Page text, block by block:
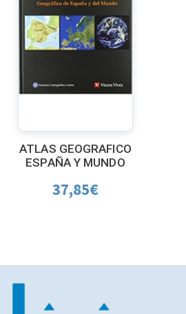
ATLAS GEOGRAFICO
ESPAÑA Y MUNDO
37,85€